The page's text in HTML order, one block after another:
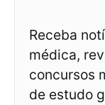
Receba
médica,
concursos
de estudo